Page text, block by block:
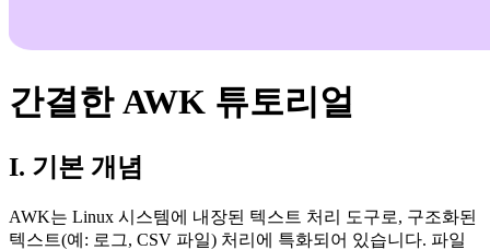
간결한 AWK 튜토리얼
I. 기본 개념
AWK는 Linux 시스템에 내장된 텍스트 처리 도구로, 구조화된
텍스트(예: 로그, CSV 파일) 처리에 특화되어 있습니다. 파일